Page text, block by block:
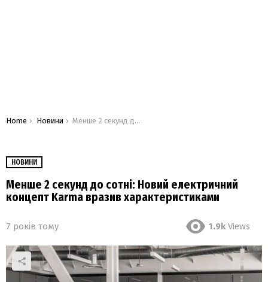
You are here:
Home Новини Менше 2 секунд до сотні: Новий електричний концепт Karma вразив характеристиками
НОВИНИ
Менше 2 секунд до сотні: Новий електричний
концепт Karma вразив характеристиками
7 років тому 1.9k Views